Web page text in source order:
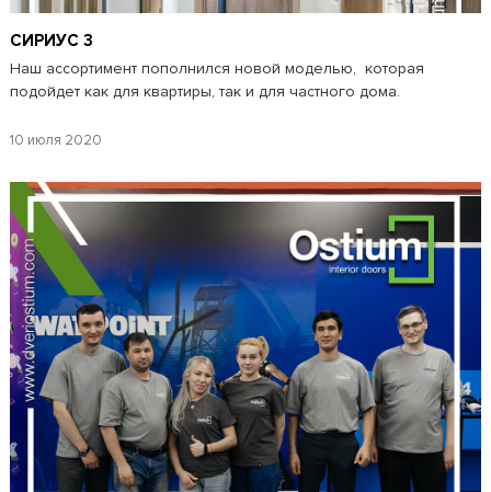
СИРИУС 3
Наш ассортимент пополнился новой моделью, которая
подойдет как для квартиры, так и для частного дома.
10 июля 2020